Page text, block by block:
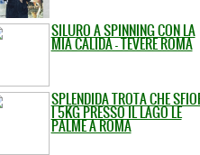
SILURO A SPINNING CON LA
MIA CALIDA - TEVERE ROMA
SPLENDIDA TROTA CHE
I 5KG PRESSO IL LAGO LE
PALME A ROMA